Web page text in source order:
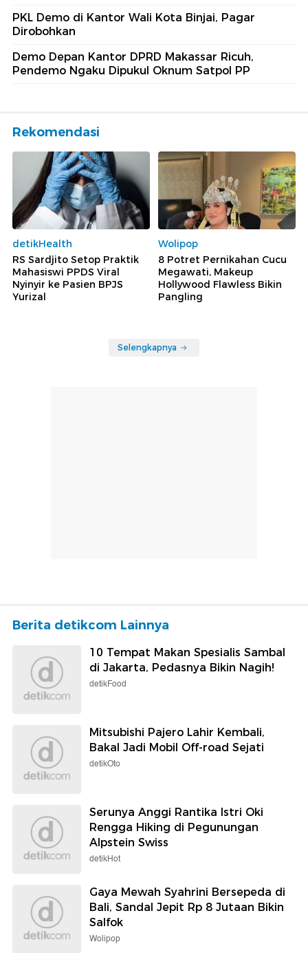
PKL Demo di Kantor Wali Kota Binjai, Pagar
Dirobohkan
Demo Depan Kantor DPRD Makassar Ricuh,
Pendemo Ngaku Dipukul Oknum Satpol PP
Rekomendasi
detikHealth
RS Sardjito Setop Praktik
Mahasiswi PPDS Viral
Nyinyir ke Pasien BPJS
Yurizal
Wolipop
8 Potret Pernikahan Cucu
Megawati, Makeup
Hollywood Flawless Bikin
Pangling
Selengkapnya
Berita detikcom Lainnya
10 Tempat Makan Spesialis Sambal
di Jakarta, Pedasnya Bikin Nagih!
detikFood
Mitsubishi Pajero Lahir Kembali,
Bakal Jadi Mobil Off-road Sejati
detikOto
Serunya Anggi Rantika Istri Oki
Rengga Hiking di Pegunungan
Alpstein Swiss
detikHot
Gaya Mewah Syahrini Bersepeda di
Bali, Sandal Jepit Rp 8 Jutaan Bikin
Salfok
Wolipop